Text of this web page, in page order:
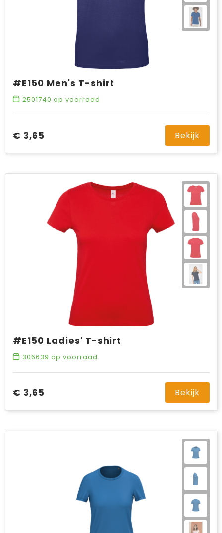
#E150 Men's T-shirt
2501740 op voorraad
€ 3,65 Bekijk
#E150 Ladies' T-shirt
306639 op voorraad
€ 3,65 Bekijk